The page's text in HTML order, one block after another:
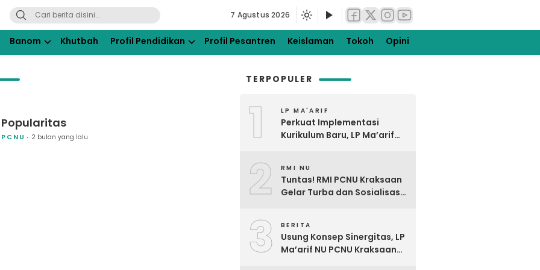
Ulama Kraksaan
7 Agustus 2026
Banom Khutbah Profil Pendidikan Profil Pesantren Keislaman Tokoh Opini
Popularitas
PCNU 2 bulan yang lalu
TERPOPULER
1 LP MA'ARIF
Perkuat Implementasi
Kurikulum Baru, LP Ma’arif
2 RMI NU
Tuntas! RMI PCNU Kraksaan
Gelar Turba dan Sosialisasi
3 BERITA
Usung Konsep Sinergitas, LP
Ma’arif NU PCNU Kraksaan